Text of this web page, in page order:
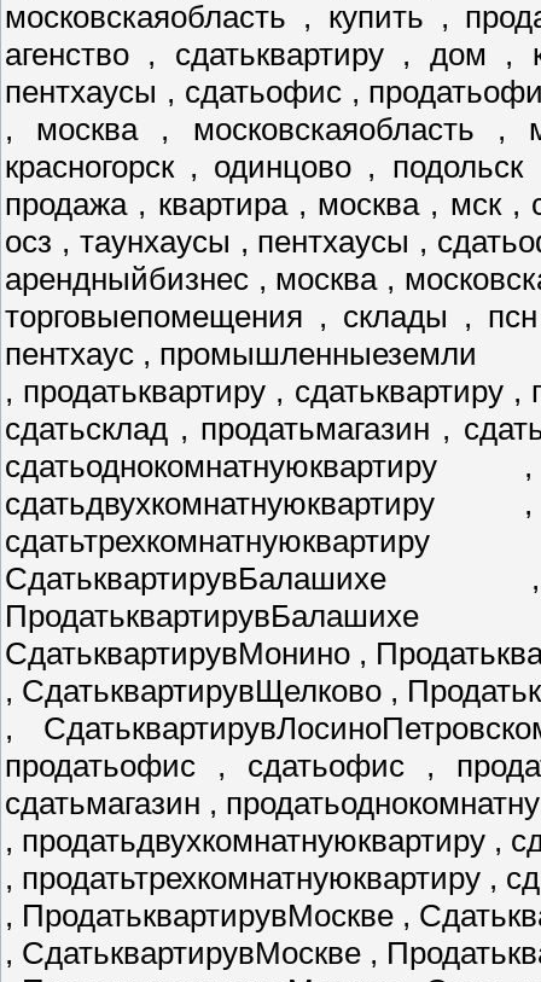
московскаяобласть , купить ,
агенство , сдатьквартиру , дом
пентхаусы , сдатьофис ,
, москва , московскаяобласть
красногорск , одинцово ,
продажа , квартира , москва , мск
осз , таунхаусы , пентхаусы ,
арендныйбизнес , москва ,
торговыепомещения , склады ,
пентхаус , промышленныеземли
, продатьквартиру , сдатьквартиру
сдатьсклад , продатьмагазин ,
СдатьквартирувМонино ,
, СдатьквартирувЩелково ,
,
продатьофис , сдатьофис ,
сдатьмагазин ,
, продатьдвухкомнатнуюквартиру ,
, продатьтрехкомнатнуюквартиру ,
, ПродатьквартирувМоскве ,
, СдатьквартирувМоскве ,